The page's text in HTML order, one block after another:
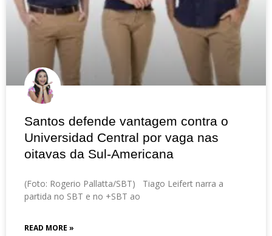
Santos defende vantagem contra o
Universidad Central por vaga nas
oitavas da Sul-Americana
(Foto: Rogerio Pallatta/SBT) Tiago Leifert narra a
partida no SBT e no +SBT ao
READ MORE »